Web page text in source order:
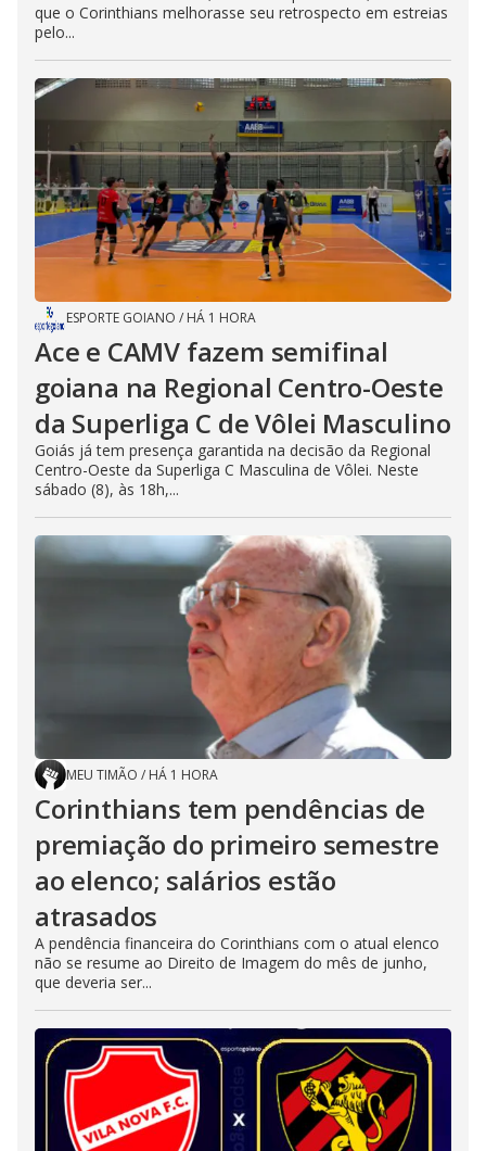
que o Corinthians melhorasse seu retrospecto em estreias
pelo...
ESPORTE GOIANO / HÁ 1 HORA
Ace e CAMV fazem semifinal
goiana na Regional Centro-Oeste
da Superliga C de Vôlei Masculino
Goiás já tem presença garantida na decisão da Regional
Centro-Oeste da Superliga C Masculina de Vôlei. Neste
sábado (8), às 18h,...
MEU TIMÃO / HÁ 1 HORA
Corinthians tem pendências de
premiação do primeiro semestre
ao elenco; salários estão
atrasados
A pendência financeira do Corinthians com o atual elenco
não se resume ao Direito de Imagem do mês de junho,
que deveria ser...